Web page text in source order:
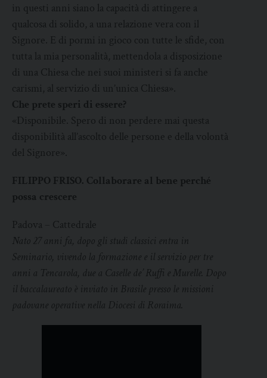
in questi anni siano la capacità di attingere a
qualcosa di solido, a una relazione vera con il
Signore. E di pormi in gioco con tutte le sfide, con
tutta la mia personalità, mettendola a disposizione
di una Chiesa che nei suoi ministeri si fa anche
carismi, al servizio di un’unica Chiesa».
Che prete speri di essere?
«Disponibile. Spero di non perdere mai questa
disponibilità all’ascolto delle persone e della volontà
del Signore».
FILIPPO FRISO. Collaborare al bene perché
possa crescere
Padova – Cattedrale
Nato 27 anni fa, dopo gli studi classici entra in
Seminario, vivendo la formazione e il servizio per tre
anni a Tencarola, due a Caselle de’ Ruffi e Murelle. Dopo
il baccalaureato è inviato in Brasile presso le missioni
padovane operative nella Diocesi di Roraima.